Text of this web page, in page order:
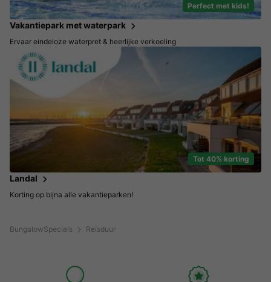
BungalowSpecials Reisduur
Perfect met kids!
Vakantiepark met waterpark
Ervaar eindeloze waterpret & heerlijke verkoeling
Tot 40% korting
Landal
Korting op bijna alle vakantieparken!